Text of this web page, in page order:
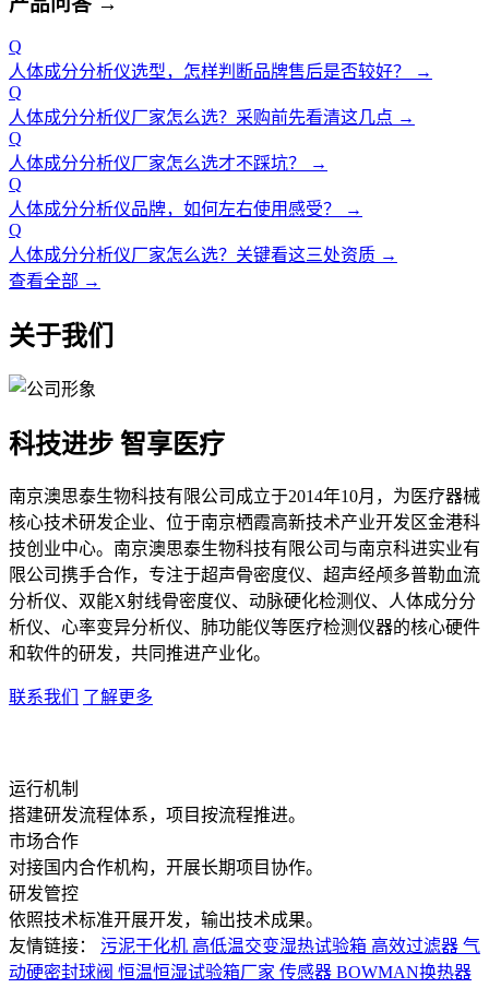
Q
人体成分分析仪选型，怎样判断品牌售后是否较好？
→
Q
人体成分分析仪厂家怎么选？采购前先看清这几点 →
Q
人体成分分析仪厂家怎么选才不踩坑？
→
Q
人体成分分析仪品牌，如何左右使用感受？
→
Q
人体成分分析仪厂家怎么选？关键看这三处资质 →
查看全部 →
关于我们
科技进步 智享医疗
南京澳思泰生物科技有限公司成立于2014年10月，为医疗器械
核心技术研发企业、位于南京栖霞高新技术产业开发区金港科
技创业中心。南京澳思泰生物科技有限公司与南京科进实业有
限公司携手合作，专注于超声骨密度仪、超声经颅多普勒血流
分析仪、双能X射线骨密度仪、动脉硬化检测仪、人体成分分
析仪、心率变异分析仪、肺功能仪等医疗检测仪器的核心硬件
和软件的研发，共同推进产业化。
联系我们 了解更多
运行机制
搭建研发流程体系，项目按流程推进。
市场合作
对接国内合作机构，开展长期项目协作。
研发管控
依照技术标准开展开发，输出技术成果。
友情链接：
污泥干化机 高低温交变湿热试验箱 高效过滤器 气
动硬密封球阀 恒温恒湿试验箱厂家 传感器 BOWMAN换热器